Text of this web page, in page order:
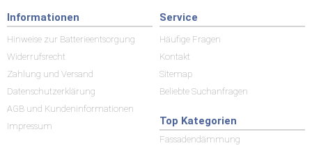
Informationen
Hinweise zur Batterieentsorgung
Widerrufsrecht
Zahlung und Versand
Datenschutzerklärung
AGB und Kundeninformationen
Impressum
Service
Häufige Fragen
Kontakt
Sitemap
Beliebte Suchanfragen
Top Kategorien
Fassadendämmung